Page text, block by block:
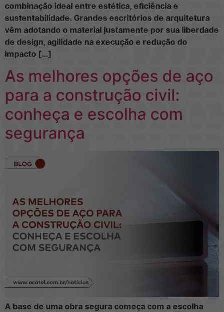
combinação ideal entre estética, eficiência e
sustentabilidade. Grandes escritórios de arquitetura
vêm adotando o material justamente por sua liberdade
de design, agilidade na execução e redução do
impacto […]
As melhores opções de aço
para a construção civil:
conheça e escolha com
segurança
A base de uma obra segura começa com a escolha